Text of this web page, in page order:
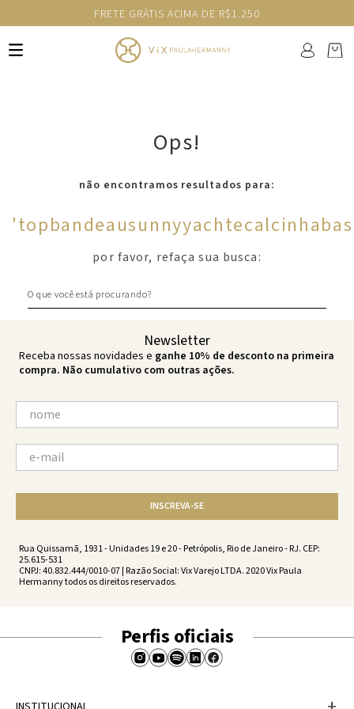
FRETE GRÁTIS ACIMA DE R$1.250
Ops!
não encontramos resultados para:
'
por favor, refaça sua busca:
Newsletter
Receba nossas novidades e ganhe 10% de desconto na primeira
compra. Não cumulativo com outras ações.
INSCREVA-SE
Rua Quissamã, 1931 - Unidades 19 e 20 - Petrópolis, Rio de Janeiro - RJ. CEP:
25.615-531
CNPJ: 40.832.444/0010-07 | Razão Social: Vix Varejo LTDA. 2020 Vix Paula
Hermanny todos os direitos reservados.
Perfis oficiais